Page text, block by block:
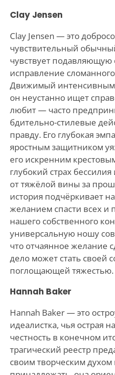
Clay Jensen
Clay Jensen — это
чувствительный
чувствует подавляющую
исправление
Движимый
он неустанно ищет
любит — часто
бдительно-стилевые
правду. Его глубокая
яростным защитником
его искренним
глубокий страх
от тяжёлой вины за
история подчёркивает
желанием спасти всех и
нашего собственного
универсальную ношу
что отчаянное желание
дело может стать своей
поглощающей тяжестью.
Hannah Baker
Hannah Baker — это
идеалистка, чья острая
честность в конечном
трагический реестр
своим творческим